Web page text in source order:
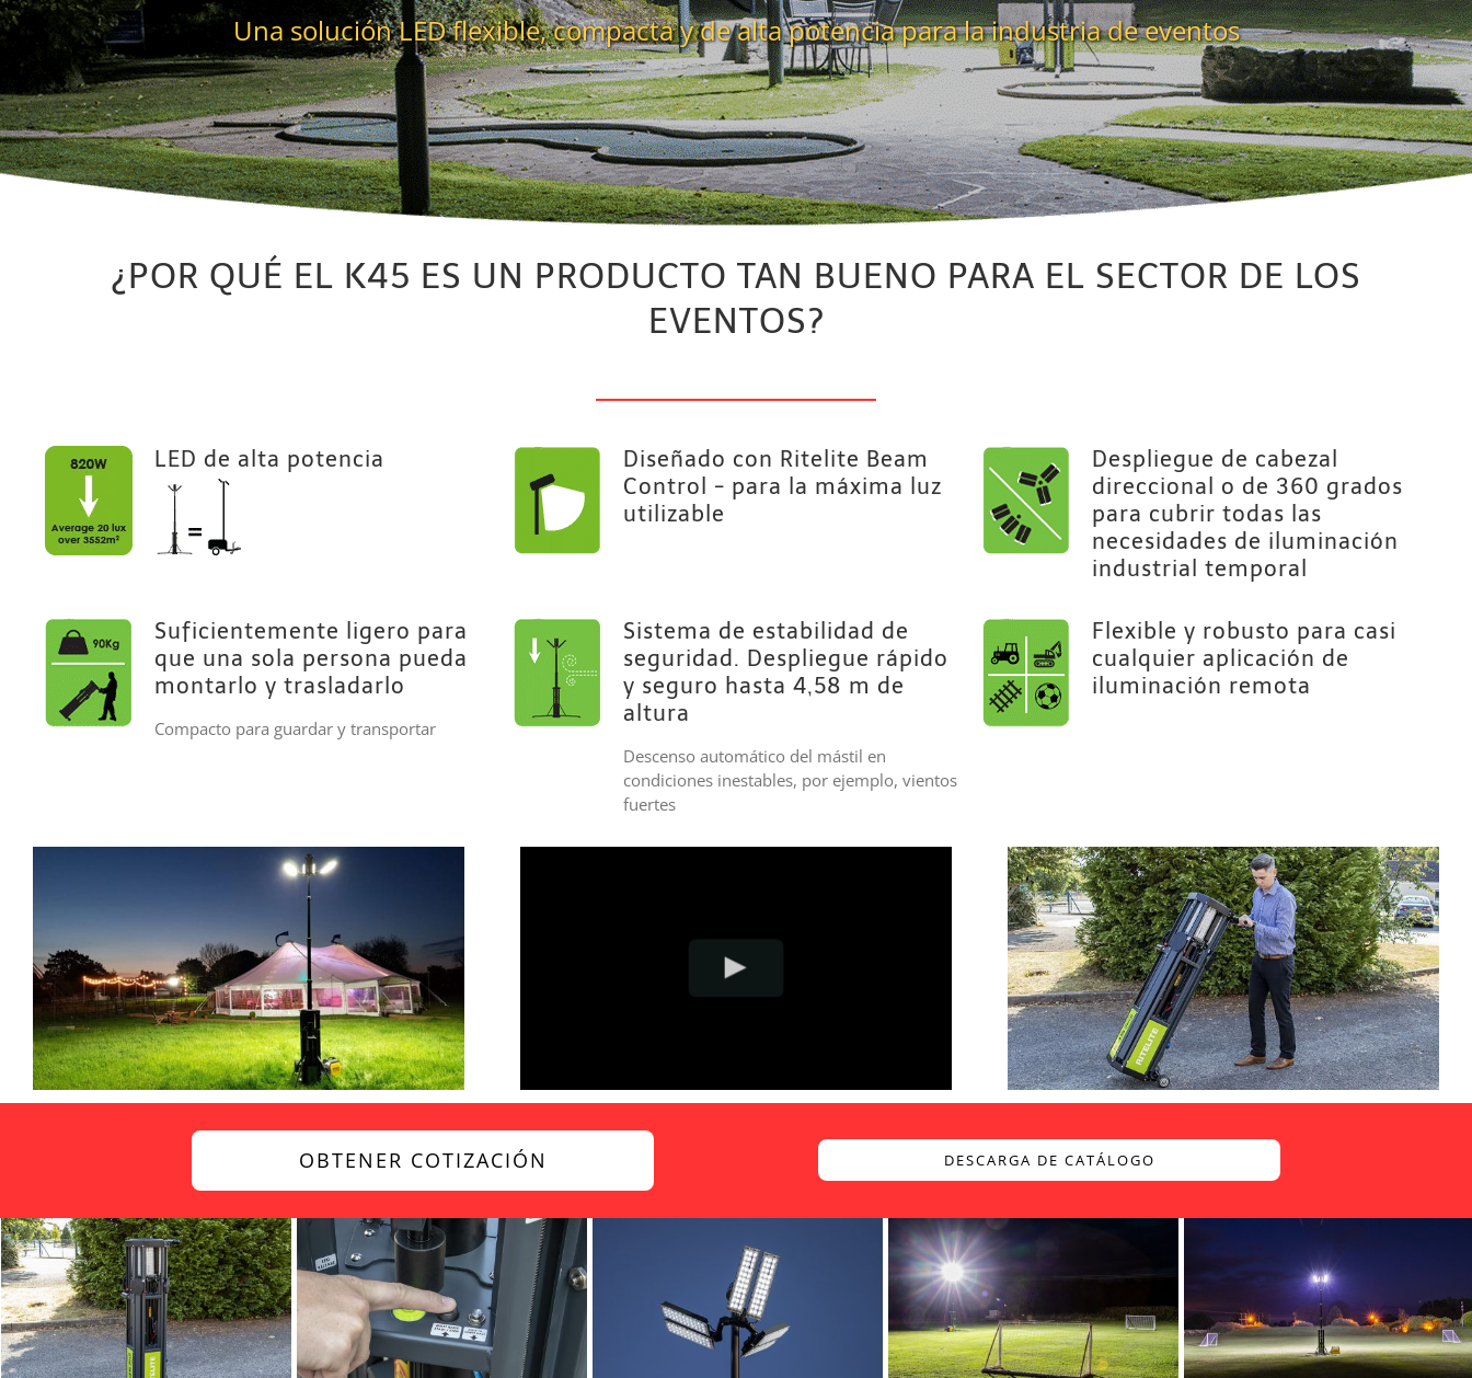
Una solución LED flexible, compacta y de alta potencia para la industria de eventos
¿POR QUÉ EL K45 ES UN PRODUCTO TAN BUENO PARA EL SECTOR DE LOS
EVENTOS?
LED de alta potencia
Diseñado con Ritelite Beam
Control - para la máxima luz
utilizable
Despliegue de cabezal
direccional o de 360 grados
para cubrir todas las
necesidades de iluminación
industrial temporal
Suficientemente ligero para
que una sola persona pueda
montarlo y trasladarlo
Compacto para guardar y transportar
Sistema de estabilidad de
seguridad. Despliegue rápido
y seguro hasta 4,58 m de
altura
Descenso automático del mástil en
condiciones inestables, por ejemplo, vientos
fuertes
Flexible y robusto para casi
cualquier aplicación de
iluminación remota
OBTENER COTIZACIÓN DESCARGA DE CATÁLOGO